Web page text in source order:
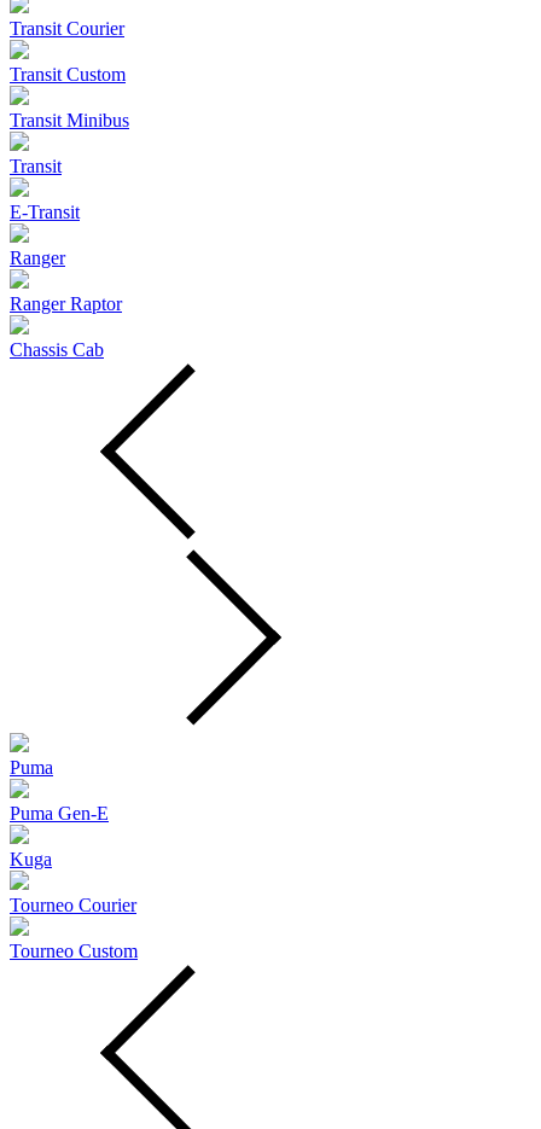
Transit Courier
Transit Custom
Transit Minibus
Transit
E-Transit
Ranger
Ranger Raptor
Chassis Cab
Puma
Puma Gen‑E
Kuga
Tourneo Courier
Tourneo Custom